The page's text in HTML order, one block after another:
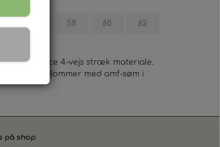
58 60 62
performance 4-vejs stræk materiale.
Skrå sidelommer med amf-søm i
på shop